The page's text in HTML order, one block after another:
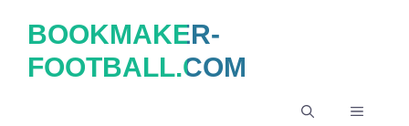
contenu
BOOKMAKER-
FOOTBALL.COM
MENU